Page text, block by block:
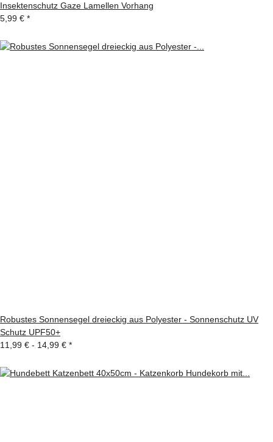
Insektenschutz Gaze Lamellen Vorhang
5,99 € *
Robustes Sonnensegel dreieckig aus Polyester - Sonnenschutz UV
Schutz UPF50+
11,99 € - 14,99 € *